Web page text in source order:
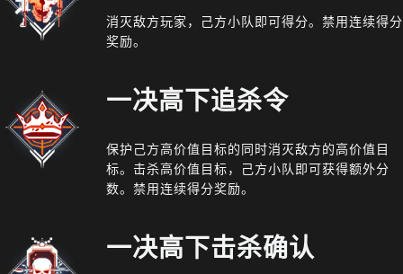
消灭敌方玩家，己方小队即可得分。禁用连续得分
奖励。
一决高下追杀令
保护己方高价值目标的同时消灭敌方的高价值目
标。击杀高价值目标，己方小队即可获得额外分
数。禁用连续得分奖励。
一决高下击杀确认